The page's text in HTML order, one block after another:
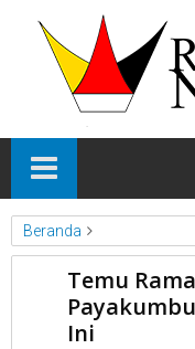
Beranda
News
Payakumbuh
Temu Ramah dengan
Sampaikan Ini
Temu
Ini